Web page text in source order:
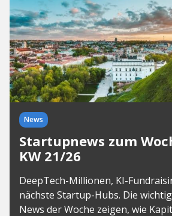
News
Startupnews zum
KW 21/26
DeepTech-Millionen, KI-
nächste Startup-Hubs. Die
News der Woche zeigen, wie